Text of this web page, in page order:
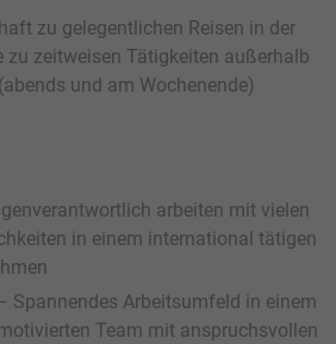
zu gelegentlichen Reisen in der
zu zeitweisen Tätigkeiten außerhalb
und am Wochenende)
arbeiten mit vielen
in einem international tätigen
Spannendes Arbeitsumfeld in einem
Team mit anspruchsvollen